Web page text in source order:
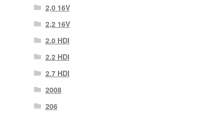
2,0 16V
2,2 16V
2.0 HDI
2.2 HDI
2.7 HDI
2008
206